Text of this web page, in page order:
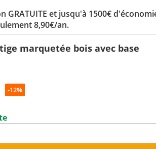
GRATUITE et jusqu'à 1500€
8,90€/an.
marquetée bois avec base
-12%